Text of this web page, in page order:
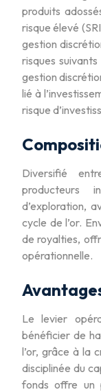
produits
risque élevé
gestion
risques
gestion
lié à
risque
Diversifié
producteurs
d’exploration,
cycle de l’or.
de royalties,
opérationnelle.
Le levier
bénéficier de
l’or, grâce à la
disciplinée du
fonds offre un